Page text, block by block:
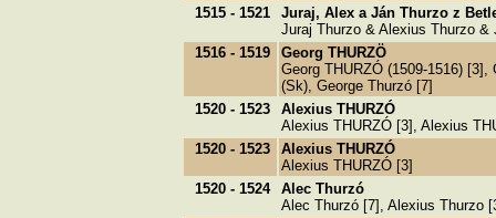
1515 - 1521
Juraj, Alex a Ján Thurzo z
Juraj Thurzo & Alexius Thurzo
1516 - 1519
Georg THURZÖ
Georg THURZÓ (1509-1516)
(Sk), George Thurzó [7]
1520 - 1523
Alexius THURZÓ
Alexius THURZÓ [3], Alexius
1520 - 1523
Alexius THURZÓ
Alexius THURZÓ [3]
1520 - 1524 Alec Thurzó
Alec Thurzó [7], Alexius Thurzo